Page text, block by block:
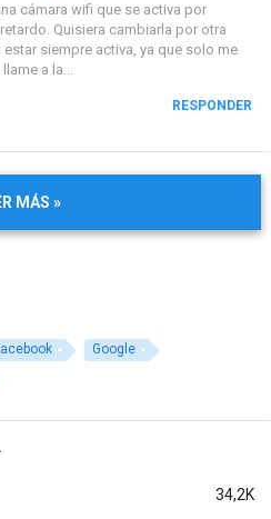
cámara wifi que se activa por
Quisiera cambiarla por otra
siempre activa, ya que solo me
a la...
RESPONDER
MÁS »
Google
34,2K